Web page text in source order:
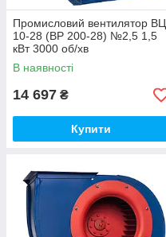
Промисловий вентилятор ВЦ
10-28 (ВР 200-28) №2,5 1,5
кВт 3000 об/хв
В наявності
14 697 ₴
Купити